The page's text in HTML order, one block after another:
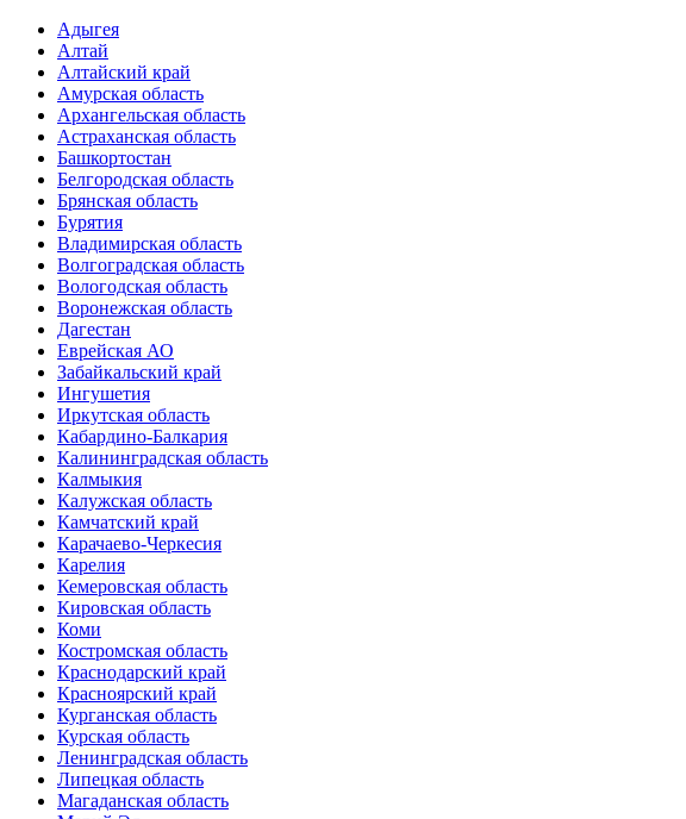
Адыгея
Алтай
Алтайский край
Амурская область
Архангельская область
Астраханская область
Башкортостан
Белгородская область
Брянская область
Бурятия
Владимирская область
Волгоградская область
Вологодская область
Воронежская область
Дагестан
Еврейская АО
Забайкальский край
Ингушетия
Иркутская область
Кабардино-Балкария
Калининградская область
Калмыкия
Калужская область
Камчатский край
Карачаево-Черкесия
Карелия
Кемеровская область
Кировская область
Коми
Костромская область
Краснодарский край
Красноярский край
Курганская область
Курская область
Ленинградская область
Липецкая область
Магаданская область